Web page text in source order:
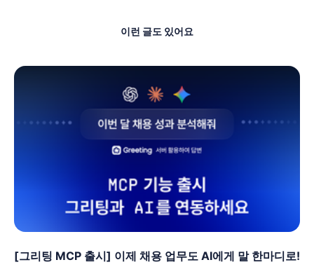
이런 글도 있어요
[그리팅 MCP 출시] 이제 채용 업무도 AI에게 말 한마디로!